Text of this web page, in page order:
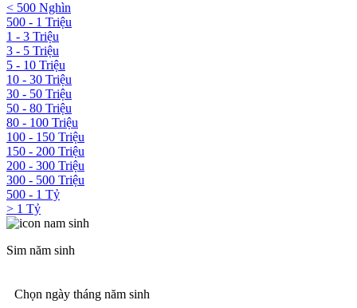
< 500 Nghìn
500 - 1 Triệu
1 - 3 Triệu
3 - 5 Triệu
5 - 10 Triệu
10 - 30 Triệu
30 - 50 Triệu
50 - 80 Triệu
80 - 100 Triệu
100 - 150 Triệu
150 - 200 Triệu
200 - 300 Triệu
300 - 500 Triệu
500 - 1 Tỷ
> 1 Tỷ
Sim năm sinh
Chọn ngày tháng năm sinh